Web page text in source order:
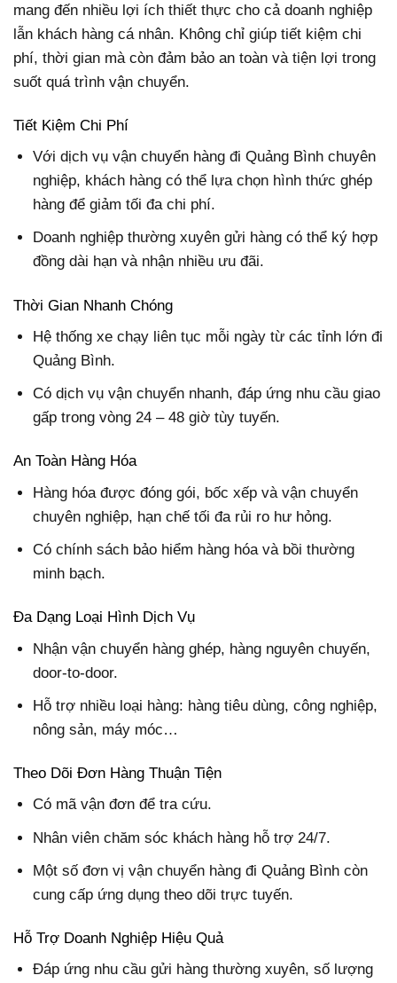
mang đến nhiều lợi ích thiết thực cho cả doanh nghiệp
lẫn khách hàng cá nhân. Không chỉ giúp tiết kiệm chi
phí, thời gian mà còn đảm bảo an toàn và tiện lợi trong
suốt quá trình vận chuyển.
Tiết Kiệm Chi Phí
Với dịch vụ vận chuyển hàng đi Quảng Bình chuyên
nghiệp, khách hàng có thể lựa chọn hình thức ghép
hàng để giảm tối đa chi phí.
Doanh nghiệp thường xuyên gửi hàng có thể ký hợp
đồng dài hạn và nhận nhiều ưu đãi.
Thời Gian Nhanh Chóng
Hệ thống xe chạy liên tục mỗi ngày từ các tỉnh lớn đi
Quảng Bình.
Có dịch vụ vận chuyển nhanh, đáp ứng nhu cầu giao
gấp trong vòng 24 – 48 giờ tùy tuyến.
An Toàn Hàng Hóa
Hàng hóa được đóng gói, bốc xếp và vận chuyển
chuyên nghiệp, hạn chế tối đa rủi ro hư hỏng.
Có chính sách bảo hiểm hàng hóa và bồi thường
minh bạch.
Đa Dạng Loại Hình Dịch Vụ
Nhận vận chuyển hàng ghép, hàng nguyên chuyến,
door-to-door.
Hỗ trợ nhiều loại hàng: hàng tiêu dùng, công nghiệp,
nông sản, máy móc…
Theo Dõi Đơn Hàng Thuận Tiện
Có mã vận đơn để tra cứu.
Nhân viên chăm sóc khách hàng hỗ trợ 24/7.
Một số đơn vị vận chuyển hàng đi Quảng Bình còn
cung cấp ứng dụng theo dõi trực tuyến.
Hỗ Trợ Doanh Nghiệp Hiệu Quả
Đáp ứng nhu cầu gửi hàng thường xuyên, số lượng